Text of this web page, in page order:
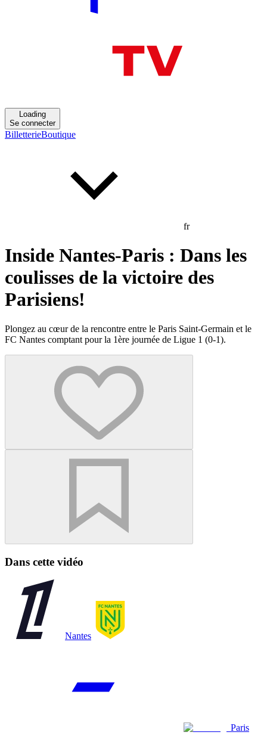
Loading
Se connecter
BilletterieBoutique
fr
Inside Nantes-Paris : Dans les
coulisses de la victoire des
Parisiens!
Plongez au cœur de la rencontre entre le Paris Saint-Germain et le
FC Nantes comptant pour la 1ère journée de Ligue 1 (0-1).
Dans cette vidéo
Nantes
Paris